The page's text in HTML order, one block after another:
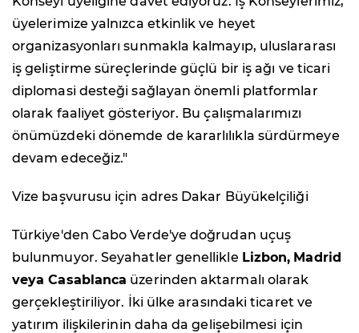
üyelerimize yalnızca etkinlik ve heyet
organizasyonları sunmakla kalmayıp, uluslararası
iş geliştirme süreçlerinde güçlü bir iş ağı ve ticari
diplomasi desteği sağlayan önemli platformlar
olarak faaliyet gösteriyor. Bu çalışmalarımızı
önümüzdeki dönemde de kararlılıkla sürdürmeye
devam edeceğiz."
Vize başvurusu için adres Dakar Büyükelçiliği
Türkiye'den Cabo Verde'ye doğrudan uçuş
bulunmuyor. Seyahatler genellikle Lizbon, Madrid
veya Casablanca üzerinden aktarmalı olarak
gerçekleştiriliyor. İki ülke arasındaki ticaret ve
yatırım ilişkilerinin daha da gelişebilmesi için